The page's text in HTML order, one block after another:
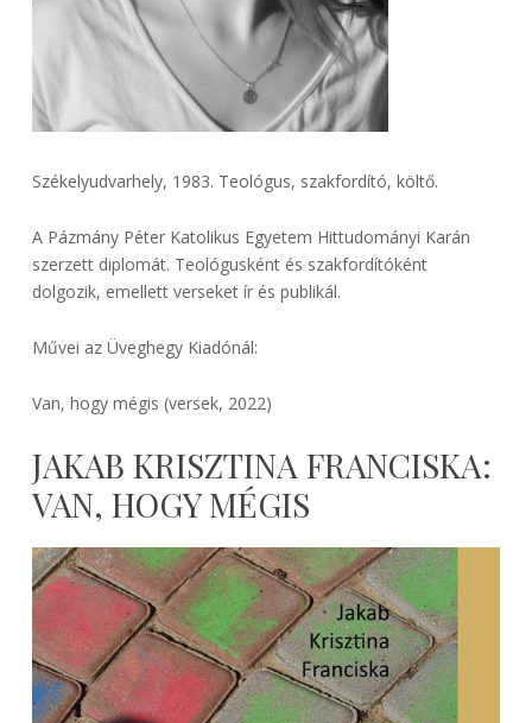
Székelyudvarhely, 1983. Teológus, szakfordító, költő.
A Pázmány Péter Katolikus Egyetem Hittudományi Karán
szerzett diplomát. Teológusként és szakfordítóként
dolgozik, emellett verseket ír és publikál.
Művei az Üveghegy Kiadónál:
Van, hogy mégis (versek, 2022)
JAKAB KRISZTINA FRANCISKA:
VAN, HOGY MÉGIS